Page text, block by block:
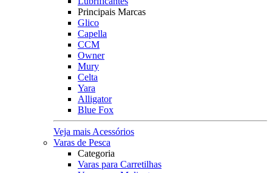
Principais Marcas
Glico
Capella
CCM
Owner
Mury
Celta
Yara
Alligator
Blue Fox
Veja mais Acessórios
Varas de Pesca
Categoria
Varas para Carretilhas